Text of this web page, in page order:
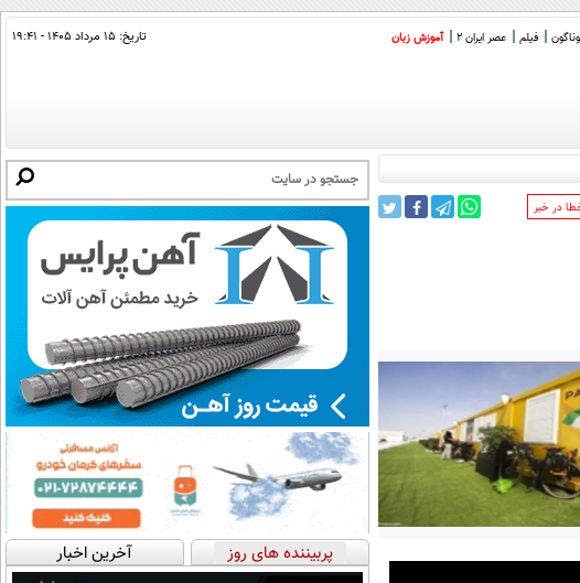
فیلم عصر ایران 2 آموزش زبان تاریخ: ۱۵ مرداد ۱۴۰۵ - ۱۹:۴۱
در خبر
پربیننده های روز آخرین اخبار